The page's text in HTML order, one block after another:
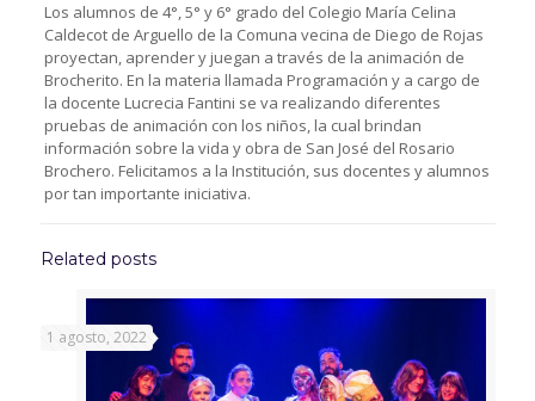
Los alumnos de 4°, 5° y 6° grado del Colegio María Celina
Caldecot de Arguello de la Comuna vecina de Diego de Rojas
proyectan, aprender y juegan a través de la animación de
Brocherito. En la materia llamada Programación y a cargo de
la docente Lucrecia Fantini se va realizando diferentes
pruebas de animación con los niños, la cual brindan
información sobre la vida y obra de San José del Rosario
Brochero. Felicitamos a la Institución, sus docentes y alumnos
por tan importante iniciativa.
Related posts
1 agosto, 2022